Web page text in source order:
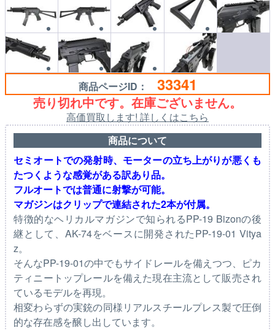
商品ページID： 33341
売り切れ中です。在庫ございません。
高価買取します! 詳しくはこちら
商品について
セミオートでの発射時、モーターの立ち上がりが悪くも
たつくような感覚がある訳あり品。
フルオートでは普通に射撃が可能。
マガジンはクリップで連結された2本が付属。
特徴的なヘリカルマガジンで知られるPP-19 Bizonの後
継として、AK-74をベースに開発されたPP-19-01 Vitya
z。
そんなPP-19-01の中でもサイドレールを備えつつ、ピカ
ティニートップレールを備えた現在主流として販売され
ているモデルを再現。
相変わらずの実銃の同様リアルスチールプレス製で圧倒
的な存在感を醸し出しています。